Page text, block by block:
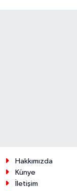
Hakkımızda
Künye
İletişim